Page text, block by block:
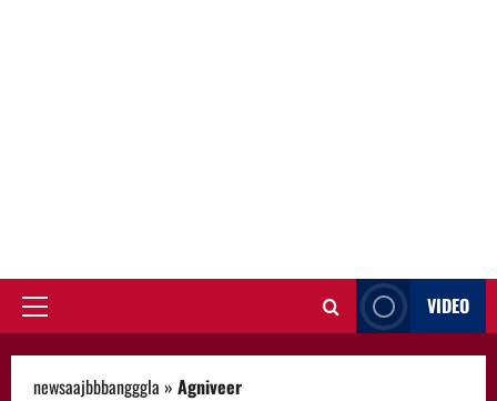
Primary
VIDEO
newsaajbbbangggla » Agniveer